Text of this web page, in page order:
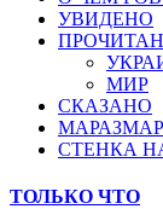
УВИДЕНО
МИР
СКАЗАНО
СТЕНКА
ТОЛЬКО ЧТО